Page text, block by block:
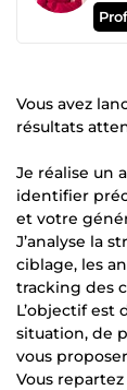
Vous avez
résultats
Je réalise un
identifier
et votre
J’analyse la
ciblage, les
tracking des
L’objectif est
situation, de
vous
Vous